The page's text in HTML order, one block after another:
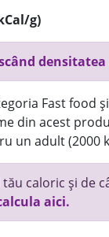
g)
Fast food
din acest
un adult (2000
caloric și de
aici.